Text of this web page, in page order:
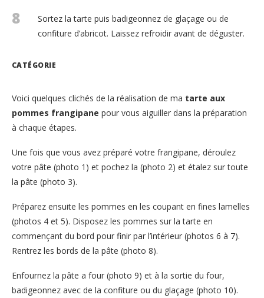
8
Sortez la tarte puis badigeonnez de glaçage ou de
confiture d’abricot. Laissez refroidir avant de déguster.
CATÉGORIE
Voici quelques clichés de la réalisation de ma tarte aux
pommes frangipane pour vous aiguiller dans la préparation
à chaque étapes.
Une fois que vous avez préparé votre frangipane, déroulez
votre pâte (photo 1) et pochez la (photo 2) et étalez sur toute
la pâte (photo 3).
Préparez ensuite les pommes en les coupant en fines lamelles
(photos 4 et 5). Disposez les pommes sur la tarte en
commençant du bord pour finir par l’intérieur (photos 6 à 7).
Rentrez les bords de la pâte (photo 8).
Enfournez la pâte a four (photo 9) et à la sortie du four,
badigeonnez avec de la confiture ou du glaçage (photo 10).